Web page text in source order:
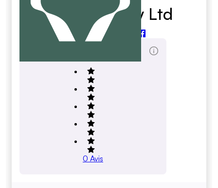
Kerr'S Bakery Ltd
kerrsbakery.com
0 Avis